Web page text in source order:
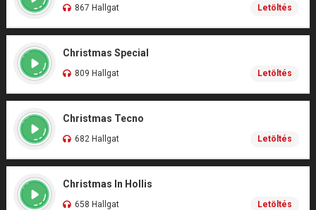
867 Hallgat Letöltés
Christmas Special
809 Hallgat Letöltés
Christmas Tecno
682 Hallgat Letöltés
Christmas In Hollis
658 Hallgat Letöltés